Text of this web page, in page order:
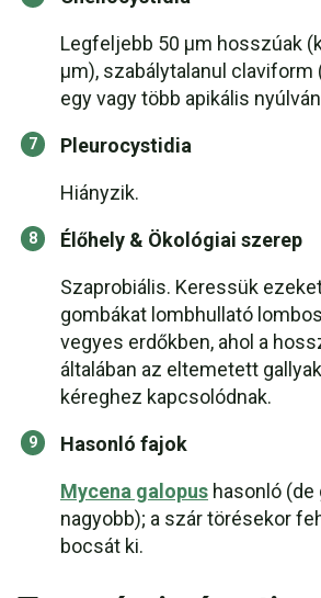
Legfeljebb 50 µm hosszúak
µm), szabálytalanul claviform
egy vagy több apikális
Pleurocystidia
Hiányzik.
Élőhely & Ökológiai szerep
Szaprobiális. Keressük
gombákat lombhullató
vegyes erdőkben, ahol a
általában az eltemetett
kéreghez kapcsolódnak.
Hasonló fajok
Mycena galopus hasonló (de
nagyobb); a szár törésekor
bocsát ki.